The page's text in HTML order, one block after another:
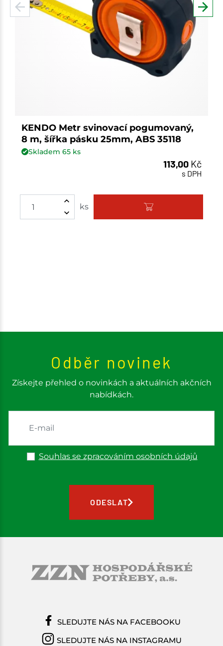
KENDO Metr svinovací pogumovaný,
8 m, šířka pásku 25mm, ABS 35118
Skladem 65ks
113,00 Kč
s DPH
ks
Odběr novinek
Získejte přehled o novinkách a aktuálních akčních
nabídkách.
Souhlas se zpracováním osobních údajů
ODESLAT
SLEDUJTE NÁS NA FACEBOOKU
SLEDUJTE NÁS NA INSTAGRAMU